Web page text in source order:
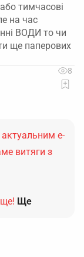
тимчасові
на час
ВОДИ то чи
ще паперових
8
е-
витяги з
Ще